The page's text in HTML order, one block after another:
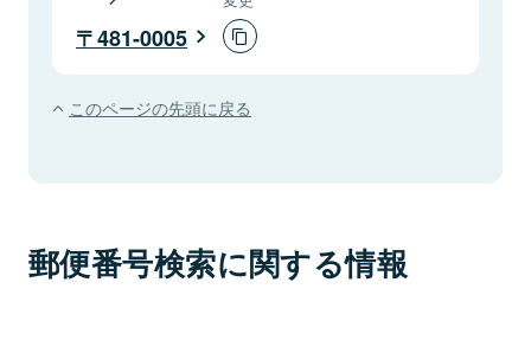
481-0005
このページの先頭に戻る
郵便番号検索に関する情報